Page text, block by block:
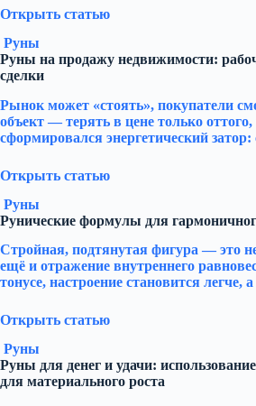
Открыть статью
Руны
Руны на продажу недвижимости:
сделки
Рынок может «стоять», покупатели
объект — терять в цене только оттого,
сформировался энергетический
Открыть статью
Руны
Рунические формулы для
Стройная, подтянутая фигура — это
ещё и отражение внутреннего
тонусе, настроение становится легче,
Открыть статью
Руны
Руны для денег и удачи:
для материального роста